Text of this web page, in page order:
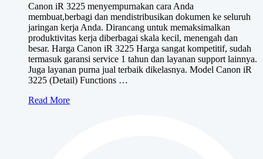
adalah:
Rp11,000,000.
ini
adalah:
Rp9,500,000.
Canon iR 3225 menyempurnakan cara Anda
membuat,berbagi dan mendistribusikan dokumen ke seluruh
jaringan kerja Anda. Dirancang untuk memaksimalkan
produktivitas kerja diberbagai skala kecil, menengah dan
besar. Harga Canon iR 3225 Harga sangat kompetitif, sudah
termasuk garansi service 1 tahun dan layanan support lainnya.
Juga layanan purna jual terbaik dikelasnya. Model Canon iR
3225 (Detail) Functions …
Canon
Read More